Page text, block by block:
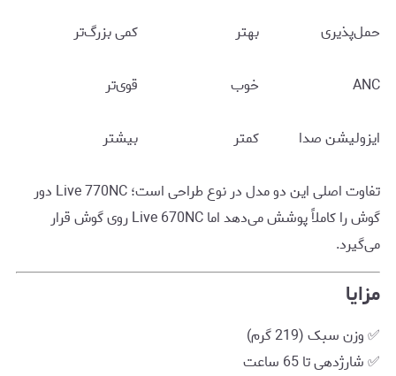
حمل‌پذیری بهتر کمی بزرگ‌تر
ANC خوب قوی‌تر
ایزولیشن صدا کمتر بیشتر
تفاوت اصلی این دو مدل در نوع طراحی است؛ Live 770NC دور
گوش را کاملاً پوشش می‌دهد اما Live 670NC روی گوش قرار
می‌گیرد.
مزایا
✅ وزن سبک (219 گرم)
✅ شارژدهی تا 65 ساعت